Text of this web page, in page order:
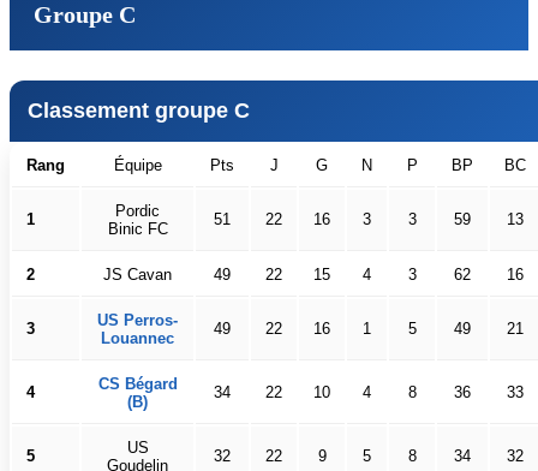
Groupe C
Classement groupe C
Rang Équipe Pts J G N P BP BC
1
Pordic
Binic FC
51 22 16 3 3 59 13
2 JS Cavan 49 22 15 4 3 62 16
3
US Perros-
Louannec
49 22 16 1 5 49 21
4
CS Bégard
(B)
34 22 10 4 8 36 33
5
US
Goudelin
32 22 9 5 8 34 32